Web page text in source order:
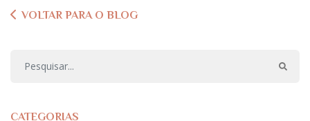
VOLTAR PARA O BLOG
CATEGORIAS